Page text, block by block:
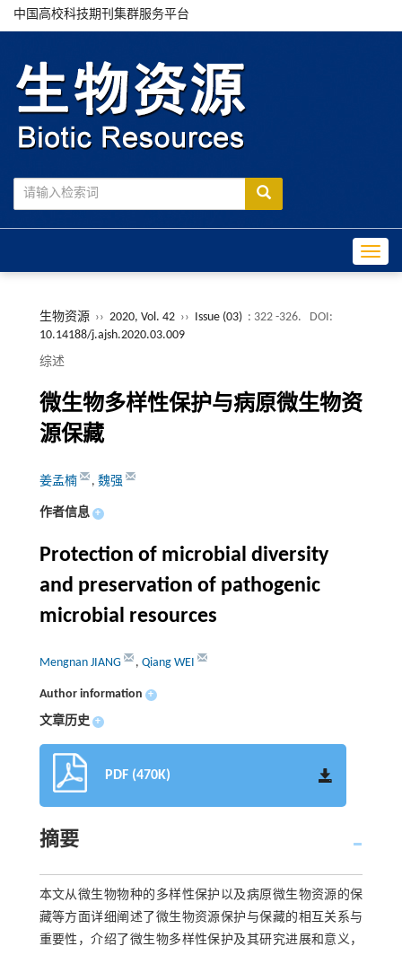
中国高校科技期刊集群服务平台
生物资源 ›› 2020, Vol. 42 ›› Issue (03) : 322 -326.
DOI:
10.14188/j.ajsh.2020.03.009
综述
微生物多样性保护与病原微生物资
源保藏
姜孟楠 , 魏强
作者信息 +
Protection of microbial diversity
and preservation of pathogenic
microbial resources
Mengnan JIANG , Qiang WEI
Author information +
文章历史 +
PDF (470K)
摘要
本文从微生物物种的多样性保护以及病原微生物资源的保
藏等方面详细阐述了微生物资源保护与保藏的相互关系与
重要性，介绍了微生物多样性保护及其研究进展和意义，